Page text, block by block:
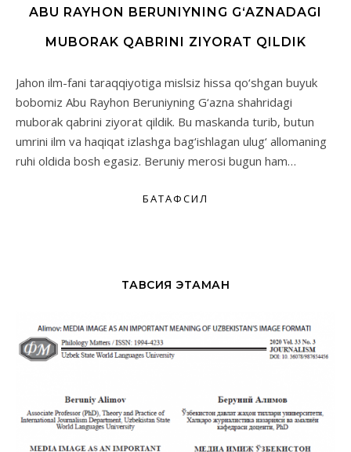
ABU RAYHON BERUNIYNING G‘AZNADAGI
MUBORAK QABRINI ZIYORAT QILDIK
Jahon ilm-fani taraqqiyotiga mislsiz hissa qo‘shgan buyuk
bobomiz Abu Rayhon Beruniyning G‘azna shahridagi
muborak qabrini ziyorat qildik. Bu maskanda turib, butun
umrini ilm va haqiqat izlashga bag‘ishlagan ulug‘ allomaning
ruhi oldida bosh egasiz. Beruniy merosi bugun ham…
БАТАФСИЛ
ТАВСИЯ ЭТАМАН